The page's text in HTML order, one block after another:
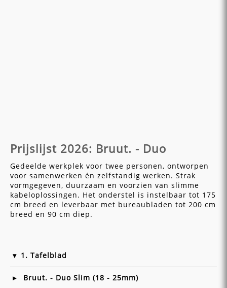
Prijslijst 2026: Bruut. - Duo
Gedeelde werkplek voor twee personen, ontworpen
voor samenwerken én zelfstandig werken. Strak
vormgegeven, duurzaam en voorzien van slimme
kabeloplossingen. Het onderstel is instelbaar tot 175
cm breed en leverbaar met bureaubladen tot 200 cm
breed en 90 cm diep.
1. Tafelblad
Bruut. - Duo Slim (18 - 25mm)